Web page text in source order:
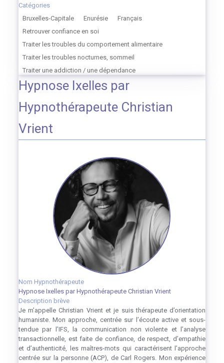
Catégories
Bruxelles-Capitale
Enurésie
Français
Retrouver confiance en soi
Traiter les troubles du comportement alimentaire
Traiter les troubles nocturnes, sommeil
Traiter une addiction / une dépendance
Hypnose Ixelles par
Hypnothérapeute Christian
Vrient
Nom Hypnothérapeute
Hypnose Ixelles par Hypnothérapeute Christian Vrient
Description brève
Je m’appelle Christian Vrient et je suis thérapeute d’orientation
humaniste. Mon approche, centrée sur l’écoute active et sous-
tendue par l’IFS, la communication non violente et l’analyse
transactionnelle, est faite de confiance, de respect, d’empathie
et d’authenticité, les maîtres-mots qui caractérisent l’approche
centrée sur la personne (ACP), de Carl Rogers. Mon expérience